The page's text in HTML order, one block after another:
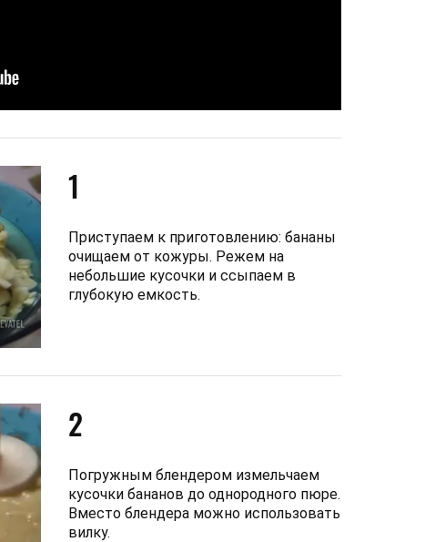
1
Приступаем к приготовлению: бананы
очищаем от кожуры. Режем на
небольшие кусочки и ссыпаем в
глубокую емкость.
2
Погружным блендером измельчаем
кусочки бананов до однородного пюре.
Вместо блендера можно использовать
вилку.